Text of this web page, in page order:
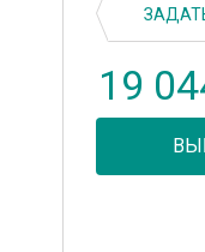
преобразователи
к датчикам уровня
19